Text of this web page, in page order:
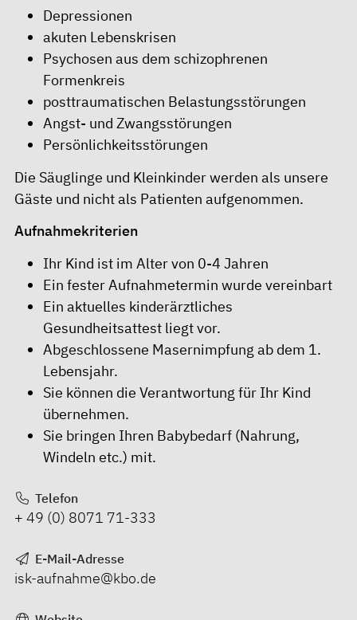
Depressionen
akuten Lebenskrisen
Psychosen aus dem schizophrenen
Formenkreis
posttraumatischen Belastungsstörungen
Angst- und Zwangsstörungen
Persönlichkeitsstörungen
Die Säuglinge und Kleinkinder werden als unsere
Gäste und nicht als Patienten aufgenommen.
Aufnahmekriterien
Ihr Kind ist im Alter von 0-4 Jahren
Ein fester Aufnahmetermin wurde vereinbart
Ein aktuelles kinderärztliches
Gesundheitsattest liegt vor.
Abgeschlossene Masernimpfung ab dem 1.
Lebensjahr.
Sie können die Verantwortung für Ihr Kind
übernehmen.
Sie bringen Ihren Babybedarf (Nahrung,
Windeln etc.) mit.
Telefon
+ 49 (0) 8071 71-333
E-Mail-Adresse
isk-aufnahme@kbo.de